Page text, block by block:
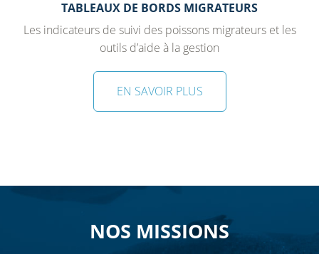
TABLEAUX DE BORDS MIGRATEURS
Les indicateurs de suivi des poissons migrateurs et les
outils d’aide à la gestion
EN SAVOIR PLUS
NOS MISSIONS